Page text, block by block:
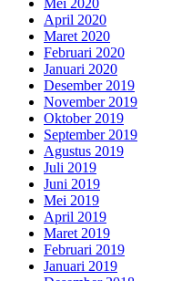
Mei 2020
April 2020
Maret 2020
Februari 2020
Januari 2020
Desember 2019
November 2019
Oktober 2019
September 2019
Agustus 2019
Juli 2019
Juni 2019
Mei 2019
April 2019
Maret 2019
Februari 2019
Januari 2019